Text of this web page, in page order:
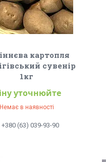
картопля
сувенір
1кг
уточнюйте
Немає в наявності
+380 (63) 039-93-90